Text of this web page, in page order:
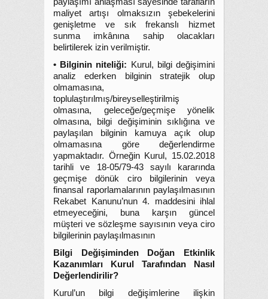
maliyet artışı olmaksızın şebekelerini
genişletme ve sık frekanslı hizmet
sunma imkânına sahip olacakları
belirtilerek izin verilmiştir.
• Bilginin niteliği: Kurul, bilgi değişimini
analiz ederken bilginin stratejik olup
olmamasına,
toplulaştırılmış/bireyselleştirilmiş
olmasına, geleceğe/geçmişe yönelik
olmasına, bilgi değişiminin sıklığına ve
paylaşılan bilginin kamuya açık olup
olmamasına göre değerlendirme
yapmaktadır. Örneğin Kurul, 15.02.2018
tarihli ve 18-05/79-43 sayılı kararında
geçmişe dönük ciro bilgilerinin veya
finansal raporlamalarının paylaşılmasının
Rekabet Kanunu’nun 4. maddesini ihlal
etmeyeceğini, buna karşın güncel
müşteri ve sözleşme sayısının veya ciro
bilgilerinin paylaşılmasının
Bilgi Değişiminden Doğan Etkinlik
Kazanımları Kurul Tarafından Nasıl
Değerlendirilir?
Kurul’un bilgi değişimlerine ilişkin